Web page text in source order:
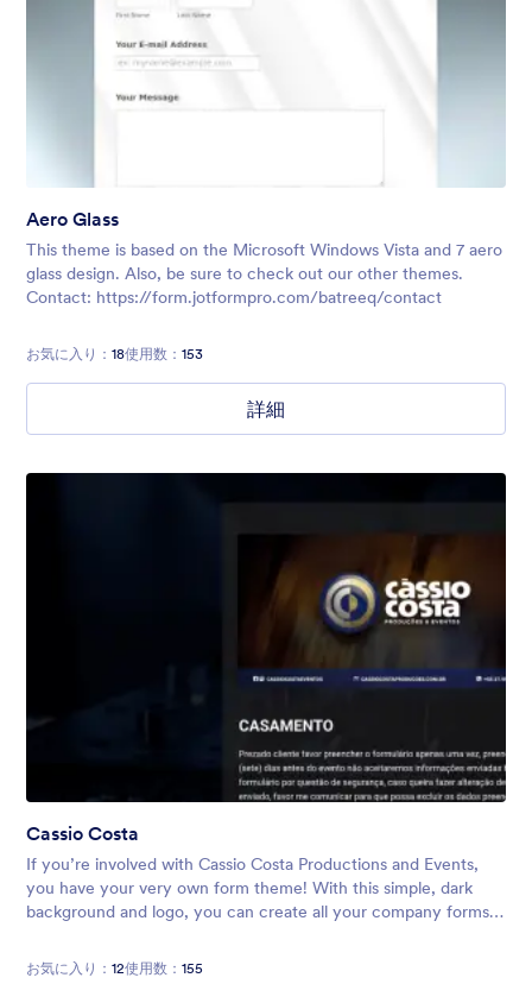
Aero Glass
This theme is based on the Microsoft Windows Vista and 7 aero
glass design. Also, be sure to check out our other themes.
Contact: https://form.jotformpro.com/batreeq/contact
お気に入り： 18使用数： 153
詳細
Cassio Costa
If you’re involved with Cassio Costa Productions and Events,
you have your very own form theme! With this simple, dark
background and logo, you can create all your company forms,
more.
お気に入り： 12使用数： 155